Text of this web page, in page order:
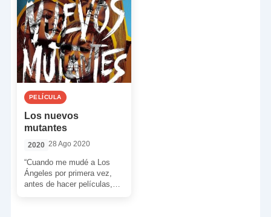
PELÍCULA
Los nuevos
mutantes
2020 28 Ago 2020
“Cuando me mudé a Los
Ángeles por primera vez,
antes de hacer películas,